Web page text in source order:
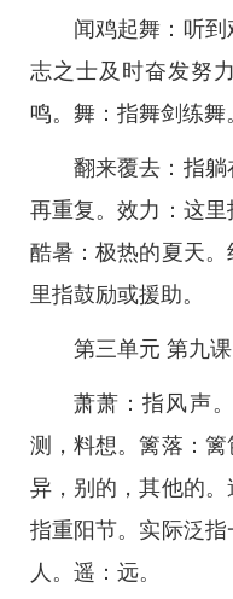
闻鸡起舞：听
志之士及时奋发努
鸣。舞：指舞剑练舞
翻来覆去：指
再重复。效力：这里
酷暑：极热的夏天
里指鼓励或援助。
第三单元 第九
萧萧：指风声
测，料想。篱落：篱
异，别的，其他的
指重阳节。实际泛
人。遥：远。